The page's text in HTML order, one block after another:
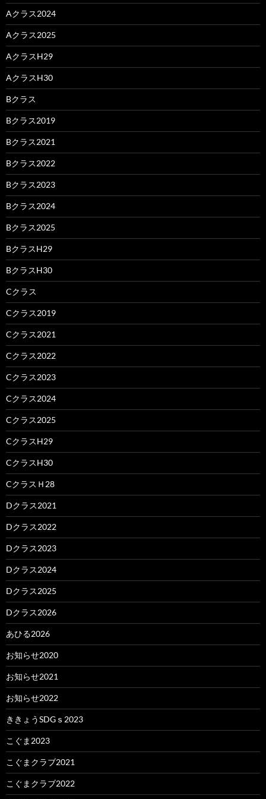
Aクラス2024
Aクラス2025
AクラスH29
AクラスH30
Bクラス
Bクラス2019
Bクラス2021
Bクラス2022
Bクラス2023
Bクラス2024
Bクラス2025
BクラスH29
BクラスH30
Cクラス
Cクラス2019
Cクラス2021
Cクラス2022
Cクラス2023
Cクラス2024
Cクラス2025
CクラスH29
CクラスH30
CクラスＨ28
Dクラス2021
Dクラス2022
Dクラス2023
Dクラス2024
Dクラス2025
Dクラス2026
あひる2026
お知らせ2020
お知らせ2021
お知らせ2022
ききょうSDGｓ2023
こぐま2023
こぐまクラブ2021
こぐまクラブ2022